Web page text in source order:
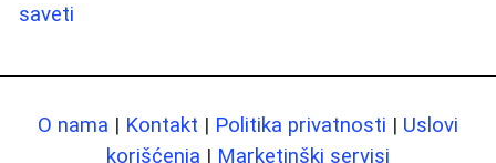
saveti
O nama | Kontakt | Politika privatnosti | Uslovi
korišćenja | Marketinški servisi